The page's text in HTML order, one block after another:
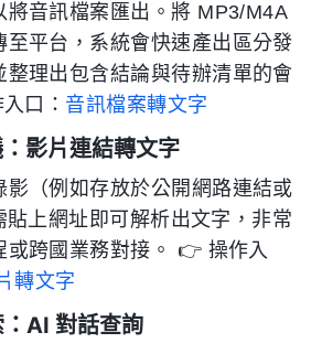
將音訊檔案匯出。將 MP3/M4A
至平台，系統會快速產出區分發
整理出包含結論與待辦清單的會
口： 音訊檔案轉文字
影片連結轉文字
影（例如存放於公開網路連結或
貼上網址即可解析出文字，非常
或跨國業務對接。 👉 操作入
轉文字
AI 對話查詢